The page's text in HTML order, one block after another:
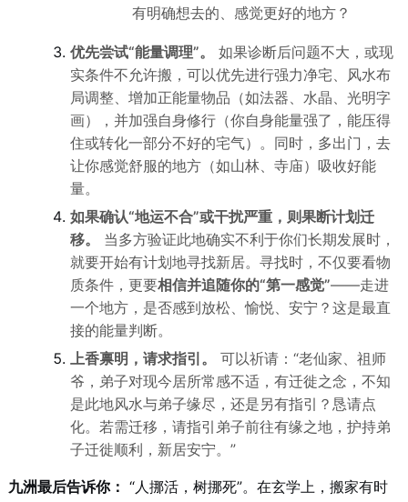
有明确想去的、感觉更好的地方？
优先尝试“能量调理”。
如果诊断后问题不大，或现
实条件不允许搬，可以优先进行强力净宅、风水布
局调整、增加正能量物品（如法器、水晶、光明字
画），并加强自身修行（你自身能量强了，能压得
住或转化一部分不好的宅气）。同时，多出门，去
让你感觉舒服的地方（如山林、寺庙）吸收好能
量。
如果确认“地运不合”或干扰严重，则果断计划迁
移。
当多方验证此地确实不利于你们长期发展时，
就要开始有计划地寻找新居。寻找时，不仅要看物
质条件，更要相信并追随你的“第一感觉”——走进
一个地方，是否感到放松、愉悦、安宁？这是最直
接的能量判断。
上香禀明，请求指引。
可以祈请：“老仙家、祖师
爷，弟子对现今居所常感不适，有迁徙之念，不知
是此地风水与弟子缘尽，还是另有指引？恳请点
化。若需迁移，请指引弟子前往有缘之地，护持弟
子迁徙顺利，新居安宁。”
九洲最后告诉你： “人挪活，树挪死”。在玄学上，搬家有时